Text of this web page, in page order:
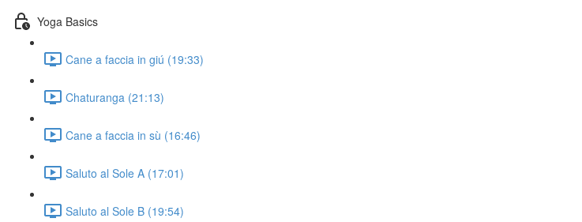
Yoga Basics
Cane a faccia in giú (19:33)
Chaturanga (21:13)
Cane a faccia in sù (16:46)
Saluto al Sole A (17:01)
Saluto al Sole B (19:54)